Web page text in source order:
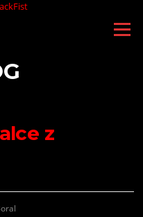
Menu
z